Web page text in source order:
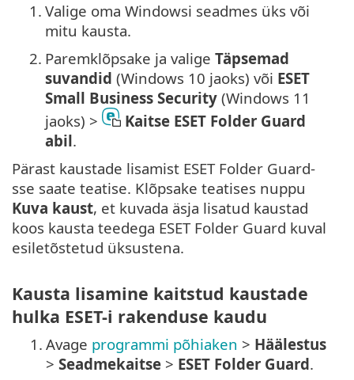
1. Valige oma Windowsi seadmes üks või
mitu kausta.
2. Paremklõpsake ja valige Täpsemad
suvandid (Windows 10 jaoks) või ESET
Small Business Security (Windows 11
jaoks) >
Kaitse ESET Folder Guard
abil.
Pärast kaustade lisamist ESET Folder Guard-
sse saate teatise. Klõpsake teatises nuppu
Kuva kaust, et kuvada äsja lisatud kaustad
koos kausta teedega ESET Folder Guard kuval
esiletõstetud üksustena.
Kausta lisamine kaitstud kaustade
hulka ESET-i rakenduse kaudu
1. Avage programmi põhiaken > Häälestus
> Seadmekaitse > ESET Folder Guard.